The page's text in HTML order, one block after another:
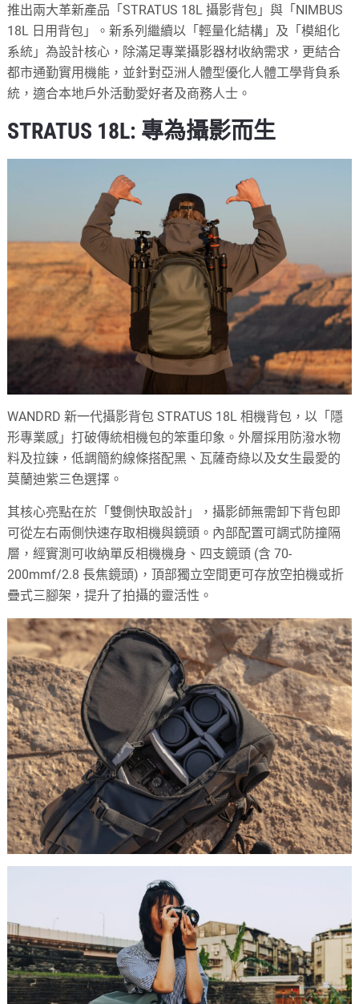
推出兩大革新產品「STRATUS 18L 攝影背包」與「NIMBUS
18L 日用背包」。新系列繼續以「輕量化結構」及「模組化
系統」為設計核心，除滿足專業攝影器材收納需求，更結合
都市通勤實用機能，並針對亞洲人體型優化人體工學背負系
統，適合本地戶外活動愛好者及商務人士。
STRATUS 18L: 專為攝影而生
WANDRD 新一代攝影背包 STRATUS 18L 相機背包，以「隱
形專業感」打破傳統相機包的笨重印象。外層採用防潑水物
料及拉鍊，低調簡約線條搭配黑、瓦薩奇綠以及女生最愛的
莫蘭迪紫三色選擇。
其核心亮點在於「雙側快取設計」，攝影師無需卸下背包即
可從左右兩側快速存取相機與鏡頭。內部配置可調式防撞隔
層，經實測可收納單反相機機身、四支鏡頭 (含 70-
200mmf/2.8 長焦鏡頭)，頂部獨立空間更可存放空拍機或折
疊式三腳架，提升了拍攝的靈活性。